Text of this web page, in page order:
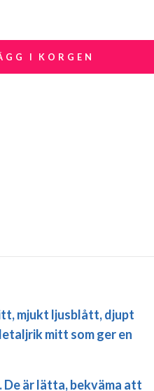
I KORGEN
mjukt ljusblått, djupt
mitt som ger en
är lätta, bekväma att